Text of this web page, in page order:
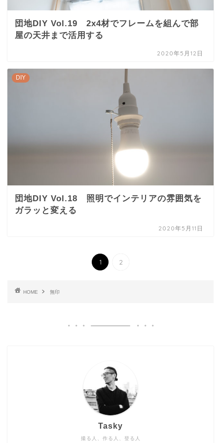
団地DIY Vol.19 2x4材でフレームを組んで部
屋の天井まで活用する
2020年5月12日
DIY
団地DIY Vol.18 照明でインテリアの雰囲気を
ガラッと変える
2020年5月11日
1 2
HOME 無印
撮る人、作る人、登る人
Tasky